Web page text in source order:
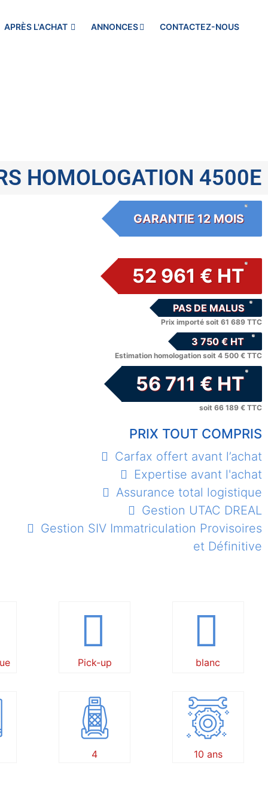
APRÈS L'ACHAT ANNONCES CONTACTEZ-NOUS
HOMOLOGATION 4500E
GARANTIE 12 MOIS
52 961 € HT
PAS DE MALUS
Prix importé soit 61 689 TTC
3 750 € HT
Estimation homologation soit 4 500 € TTC
56 711 € HT
soit 66 189 € TTC
PRIX TOUT COMPRIS
Carfax offert avant l’achat
Expertise avant l'achat
Assurance total logistique
Gestion UTAC DREAL
Gestion SIV Immatriculation Provisoires
et Définitive
Pick-up blanc
4 10 ans